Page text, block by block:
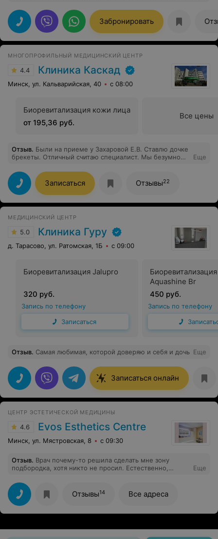
водохранилища,а за 20 мин.можно добраться до
города. Для санатория это большое
достоинство.Отличная лечебная база где можно
получить огромное количество видов
услуг,приветливый и дружелюбный мед.персонал
Особенно хочется отметить врача Ковалеву Любовь
Николаевну и Савицкую Татьяну Юрьевну за их
добросовестный труд и человеческое отношение,а
также весь персонал принимавший участие в моем
лечении.22.11.2017год
Забронировать
МНОГОПРОФИЛЬНЫЙ МЕДИЦИНСКИЙ ЦЕНТР
4.4 Клиника Каскад
Минск, ул. Кальварийская, 40 с 08:00
Биоревитализация кожи лица
от 195,36 руб.
Все цены
Отзыв. Были на приеме у Захаровой Е.В. Ставлю дочке
брекеты. Отличный считаю специалист. Мы безумно
Еще
Записаться Отзывы22
МЕДИЦИНСКИЙ ЦЕНТР
5.0 Клиника Гуру
д. Тарасово, ул. Ратомская, 1Б с 09:00
Биоревитализация Jalupro
320 руб.
Запись по телефону
Записаться
Aquashine Br
450 руб.
Запись по телефону
Отзыв. Самая любимая, которой доверяю и себя и дочь Еще
Записаться онлайн
ЦЕНТР ЭСТЕТИЧЕСКОЙ МЕДИЦИНЫ
4.6 Evos Esthetics Centre
Минск, ул. Мястровская, 8 с 09:30
Отзыв. Врач почему-то решила сделать мне зону
подбородка, хотя никто не просил. Естественно,
небольшие ожоги в зоне бикини.
Еще
Отзывы14 Все адреса